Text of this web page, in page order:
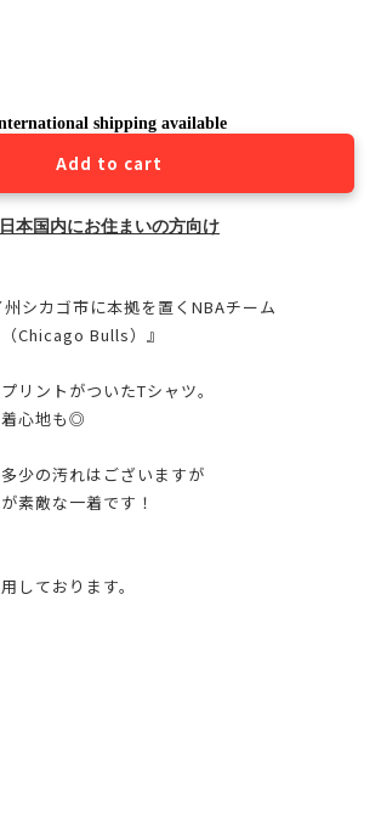
shipping available
Add to cart
日本国内にお住まいの方向け
シカゴ市に本拠を置くNBAチーム
Chicago Bulls）』
リントがついたTシャツ。
心地も◎
少の汚れはございますが
素敵な一着です！
しております。